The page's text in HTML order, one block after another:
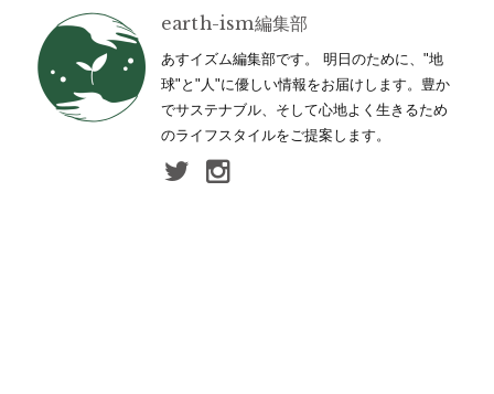
earth-ism編集部
あすイズム編集部です。 明日のために、"地
球"と"人"に優しい情報をお届けします。豊か
でサステナブル、そして心地よく生きるため
のライフスタイルをご提案します。